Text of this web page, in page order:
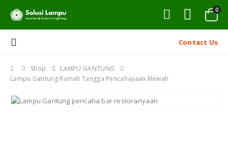
0
Contact Us
Shop
LAMPU GANTUNG
Lampu Gantung Rumah Tangga Pencahayaan Mewah